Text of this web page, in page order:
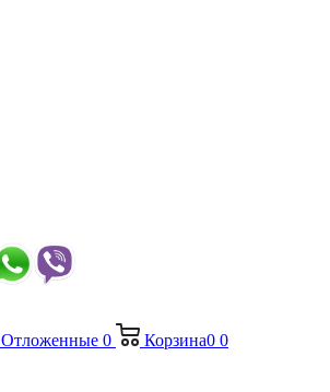
Отложенные 0 Корзина0 0